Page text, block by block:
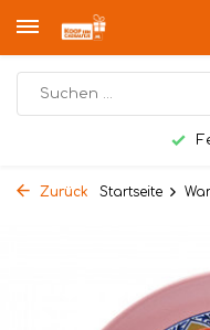
Zurück Startseite